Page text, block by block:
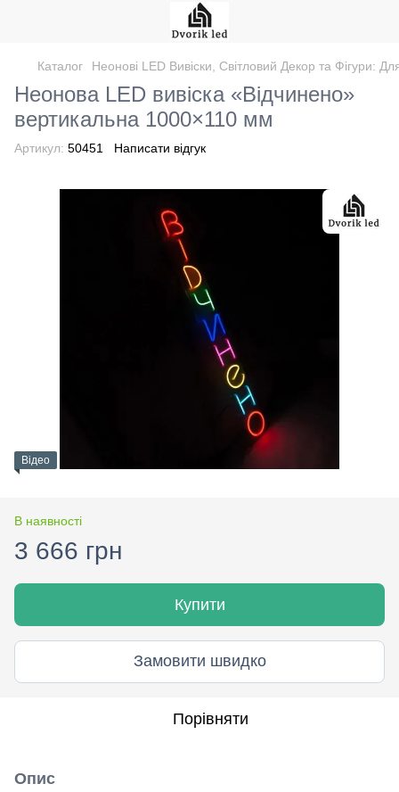
Каталог Неонові LED Вивіски, Світловий Декор та Фігури:
Неонова LED вивіска «Відчинено»
вертикальна 1000×110 мм
Артикул: 50451 Написати відгук
Відео
В наявності
3 666 грн
Купити
Замовити швидко
Порівняти
Опис